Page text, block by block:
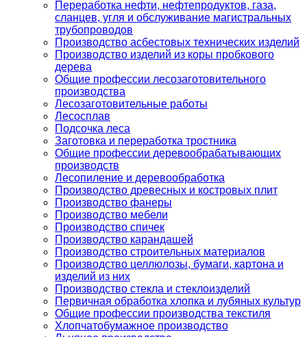
Переработка нефти, нефтепродуктов, газа,
сланцев, угля и обслуживание магистральных
трубопроводов
Производство асбестовых технических изделий
Производство изделий из коры пробкового
дерева
Общие профессии лесозаготовительного
производства
Лесозаготовительные работы
Лесосплав
Подсочка леса
Заготовка и переработка тростника
Общие профессии деревообрабатывающих
производств
Лесопиление и деревообработка
Производство древесных и костровых плит
Производство фанеры
Производство мебели
Производство спичек
Производство карандашей
Производство строительных материалов
Производство целлюлозы, бумаги, картона и
изделий из них
Производство стекла и стеклоизделий
Первичная обработка хлопка и лубяных культур
Общие профессии производства текстиля
Хлопчатобумажное производство